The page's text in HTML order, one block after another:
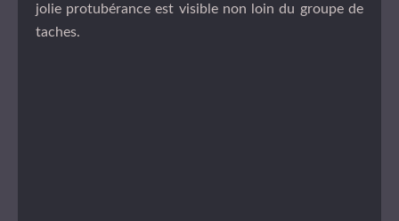
jolie protubérance est visible non loin du groupe de
taches.